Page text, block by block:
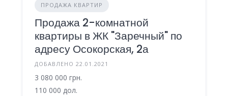
ПРОДАЖА КВАРТИР
Продажа 2-комнатной
квартиры в ЖК "Заречный" по
адресу Осокорская, 2а
ДОБАВЛЕНО 22.01.2021
3 080 000 грн.
110 000 дол.